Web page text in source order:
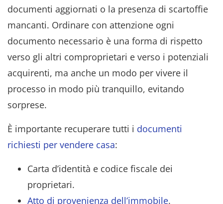
documenti aggiornati o la presenza di scartoffie
mancanti. Ordinare con attenzione ogni
documento necessario è una forma di rispetto
verso gli altri comproprietari e verso i potenziali
acquirenti, ma anche un modo per vivere il
processo in modo più tranquillo, evitando
sorprese.
È importante recuperare tutti i documenti
richiesti per vendere casa:
Carta d’identità e codice fiscale dei
proprietari.
Atto di provenienza dell’immobile.